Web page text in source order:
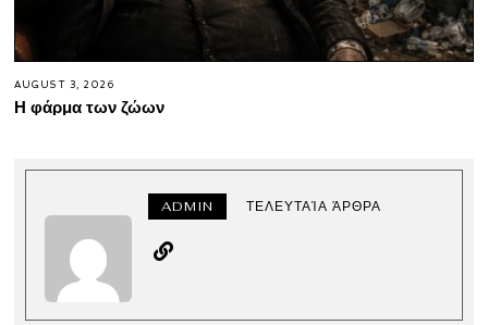
AUGUST 3, 2026
Η φάρμα των ζώων
ADMIN ΤΕΛΕΥΤΑΊΑ ΆΡΘΡΑ